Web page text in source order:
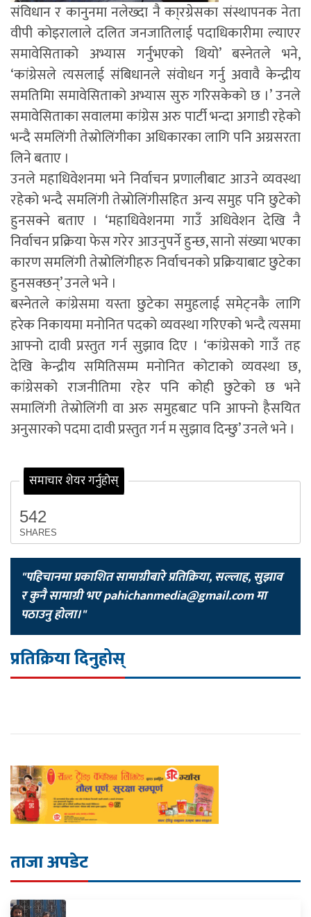
संविधान र कानुनमा नलेख्दा नै का्रग्रेसका संस्थापनक नेता
वीपी कोइरालाले दलित जनजातिलाई पदाधिकारीमा ल्याएर
समावेसिताको अभ्यास गर्नुभएको थियो’ बस्नेतले भने,
‘कांग्रेसले त्यसलाई संबिधानले संवोधन गर्नु अवावै केन्द्रीय
समतिमिा समावेसिताको अभ्यास सुरु गरिसकेको छ ।’ उनले
समावेसिताका सवालमा कांग्रेस अरु पार्टी भन्दा अगाडी रहेको
भन्दै समलिंगी तेस्रोलिंगीका अधिकारका लागि पनि अग्रसरता
लिने बताए ।
उनले महाधिवेशनमा भने निर्वाचन प्रणालीबाट आउने व्यवस्था
रहेको भन्दै समलिंगी तेस्रोलिंगीसहित अन्य समुह पनि छुटेको
हुनसक्ने बताए । ‘महाधिवेशनमा गाउँ अधिवेशन देखि नै
निर्वाचन प्रक्रिया फेस गरेर आउनुपर्ने हुन्छ, सानो संख्या भएका
कारण समलिंगी तेस्रोलिंगीहरु निर्वाचनको प्रक्रियाबाट छुटेका
हुनसक्छन्’ उनले भने ।
बस्नेतले कांग्रेसमा यस्ता छुटेका समुहलाई समेट्नकै लागि
हरेक निकायमा मनोनित पदको व्यवस्था गरिएको भन्दै त्यसमा
आफ्नो दावी प्रस्तुत गर्न सुझाव दिए । ‘कांग्रेसको गाउँ तह
देखि केन्द्रीय समितिसम्म मनोनित कोटाको व्यवस्था छ,
कांग्रेसको राजनीतिमा रहेर पनि कोही छुटेको छ भने
समालिंगी तेस्रोलिंगी वा अरु समुहबाट पनि आफ्नो हैसयित
अनुसारको पदमा दावी प्रस्तुत गर्न म सुझाव दिन्छु’ उनले भने ।
समाचार शेयर गर्नुहोस्
542
SHARES
"पहिचानमा प्रकाशित सामाग्रीबारे प्रतिक्रिया, सल्लाह, सुझाव
र कुनै सामाग्री भएpahichanmedia@gmail.comमा
पठाउनु होला।"
प्रतिक्रिया दिनुहोस्
ताजा अपडेट